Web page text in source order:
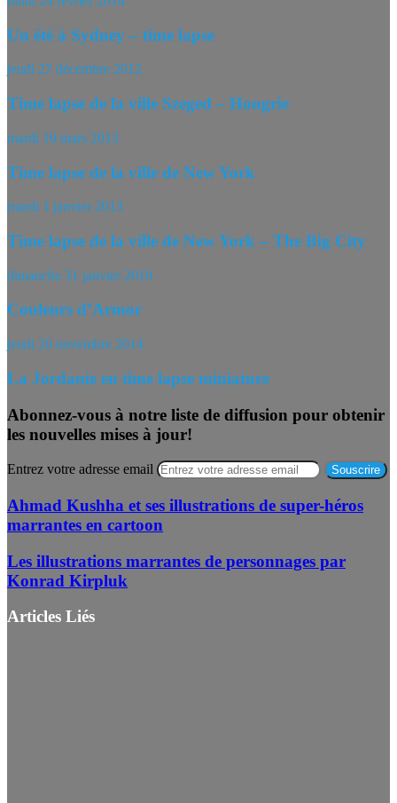
Un été à Sydney – time lapse
jeudi 27 décembre 2012
Time lapse de la ville Szeged – Hongrie
mardi 19 mars 2013
Time lapse de la ville de New York
mardi 1 janvier 2013
Time lapse de la ville de New York – The Big City
dimanche 31 janvier 2010
Couleurs d’Armor
jeudi 20 novembre 2014
La Jordanie en time lapse miniature
Abonnez-vous à notre liste de diffusion pour obtenir
les nouvelles mises à jour!
Entrez votre adresse email
Ahmad Kushha et ses illustrations de super-héros
marrantes en cartoon
Les illustrations marrantes de personnages par
Konrad Kirpluk
Articles Liés